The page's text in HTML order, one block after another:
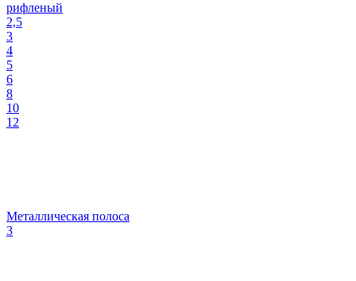
рифленый
2,5
3
4
5
6
8
10
12
Металлическая полоса
3